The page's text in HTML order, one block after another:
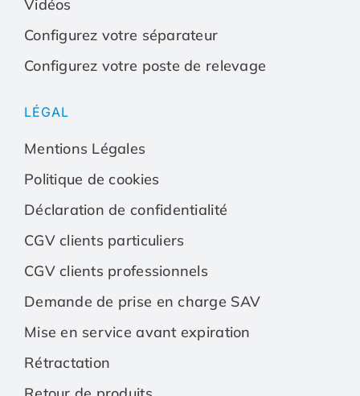
Vidéos
Configurez votre séparateurConfigurez votre
Vidéos
Configurez votre séparateur
Configurez votre poste de relevage
LÉGAL
Mentions Légales
Politique de cookies
Déclaration de confidentialité
CGV clients particuliers
CGV clients professionnels
Demande de prise en charge SAV
Mise en service avant expiration
Rétractation